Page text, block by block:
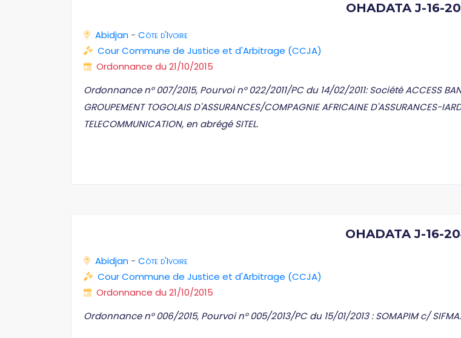
OHADATA J-16-
Abidjan - Côte d'Ivoire
Cour Commune de Justice et d'Arbitrage (CCJA)
Ordonnance du 21/10/2015
Ordonnance n° 007/2015, Pourvoi n° 022/2011/PC du 14/02/2011: Société ACCESS
GROUPEMENT TOGOLAIS D'ASSURANCES/COMPAGNIE AFRICAINE D'ASSURANCES-
TELECOMMUNICATION, en abrégé SITEL.
OHADATA J-16-
Abidjan - Côte d'Ivoire
Cour Commune de Justice et d'Arbitrage (CCJA)
Ordonnance du 21/10/2015
Ordonnance n° 006/2015, Pourvoi n° 005/2013/PC du 15/01/2013 : SOMAPIM c/ SIFMA.